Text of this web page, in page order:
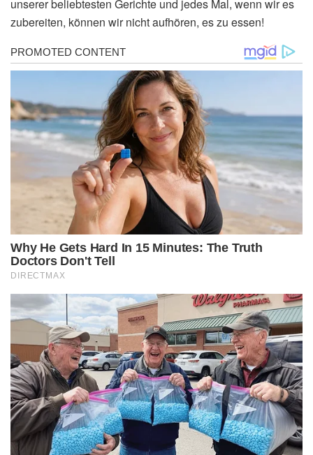
unserer beliebtesten Gerichte und jedes Mal, wenn wir es
zubereiten, können wir nicht aufhören, es zu essen!